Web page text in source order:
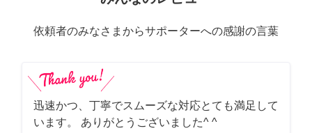
依頼者のみなさまからサポーターへの感謝の言葉
迅速かつ、丁寧でスムーズな対応とても満足して
います。 ありがとうございました^ ^